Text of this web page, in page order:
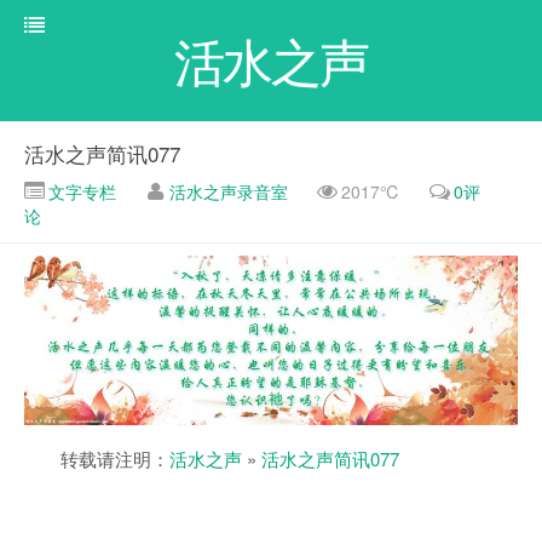
活水之声
活水之声简讯077
文字专栏 活水之声录音室 2017℃
0评
论
转载请注明： 活水之声 » 活水之声简讯077